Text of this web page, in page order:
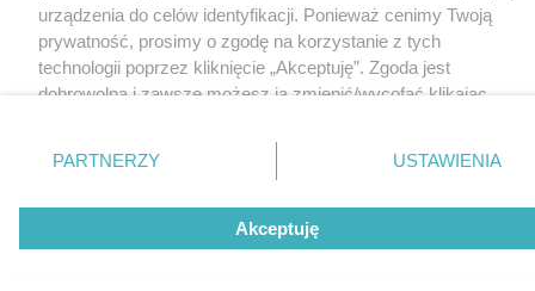
urządzenia do celów identyfikacji. Ponieważ cenimy Twoją
prywatność, prosimy o zgodę na korzystanie z tych
technologii poprzez kliknięcie „Akceptuję”. Zgoda jest
dobrowolna i zawsze możesz ją zmienić/wycofać klikając
dolnym rogu strony
. Niektóre rodzaje przetwarzania
danych nie wymagają zgody użytkownika, ale masz prawo
sprzeciwić się takiemu przetwarzaniu. Preferencje będą
miały zastosowanie tylko na tej witrynie.
PARTNERZY USTAWIENIA
Akceptuję